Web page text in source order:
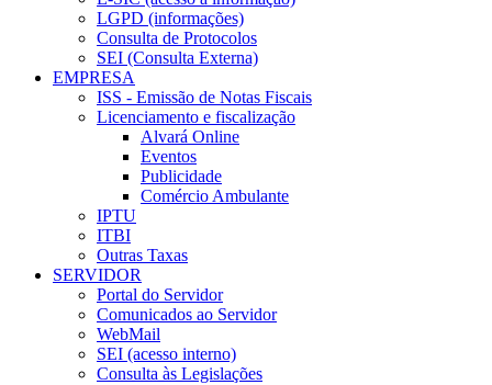
LGPD (informações)
Consulta de Protocolos
SEI (Consulta Externa)
EMPRESA
ISS - Emissão de Notas Fiscais
Licenciamento e fiscalização
Alvará Online
Eventos
Publicidade
Comércio Ambulante
IPTU
ITBI
Outras Taxas
SERVIDOR
Portal do Servidor
Comunicados ao Servidor
WebMail
SEI (acesso interno)
Consulta às Legislações